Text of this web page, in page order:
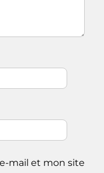
mail et mon site